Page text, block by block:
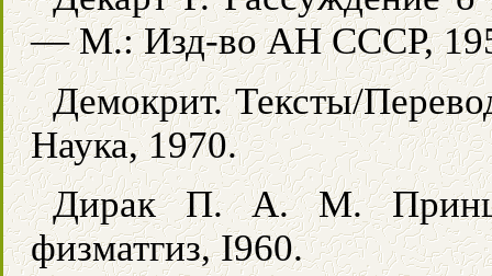
— М.: Изд-во АН СССР,
Демокрит. Тексты/
Наука, 1970.
Дирак П. А. М.
физматгиз, I960.